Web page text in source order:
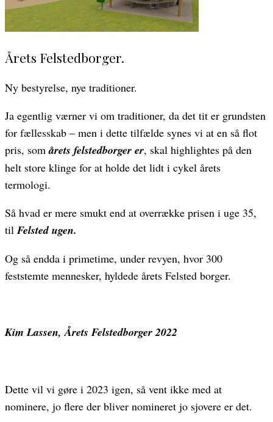
Årets Felstedborger.
Ny bestyrelse, nye traditioner.
Ja egentlig værner vi om traditioner, da det tit er grundsten
for fællesskab – men i dette tilfælde synes vi at en så flot
pris, somårets felstedborger er, skal highlightes på den
helt store klinge for at holde det lidt i cykel årets
termologi.
Så hvad er mere smukt end at overrække prisen i uge 35,
tilFelsted ugen.
Og så endda i primetime, under revyen, hvor 300
feststemte mennesker, hyldede årets Felsted borger.
Kim Lassen, Årets Felstedborger 2022
Dette vil vi gøre i 2023 igen, så vent ikke med at
nominere, jo flere der bliver nomineret jo sjovere er det.